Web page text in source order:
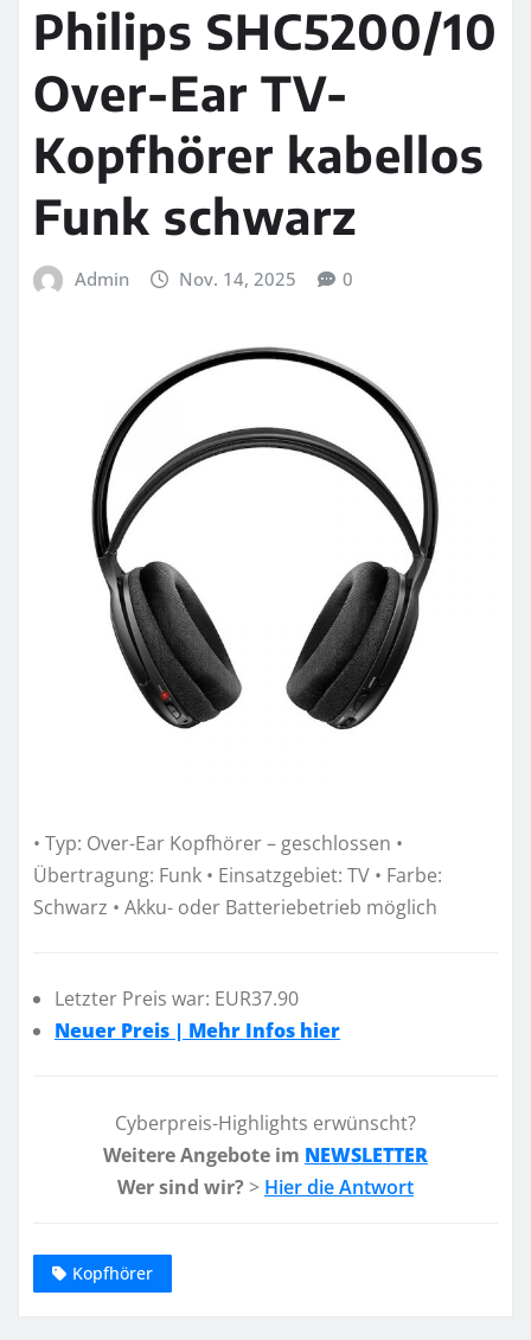
Philips SHC5200/10
Over-Ear TV-
Kopfhörer kabellos
Funk schwarz
Admin Nov. 14, 2025 0
• Typ: Over-Ear Kopfhörer – geschlossen •
Übertragung: Funk • Einsatzgebiet: TV • Farbe:
Schwarz • Akku- oder Batteriebetrieb möglich
Letzter Preis war: EUR37.90
Neuer Preis | Mehr Infos hier
Cyberpreis-Highlights erwünscht?
Weitere Angebote im NEWSLETTER
Wer sind wir? > Hier die Antwort
Kopfhörer